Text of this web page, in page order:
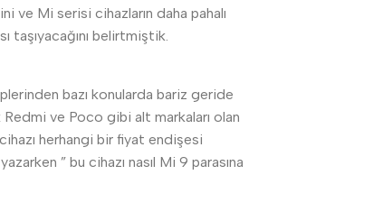
ve Mi serisi cihazların daha pahalı
taşıyacağını belirtmiştik.
bazı konularda bariz geride
ve Poco gibi alt markaları olan
herhangi bir fiyat endişesi
” bu cihazı nasıl Mi 9 parasına